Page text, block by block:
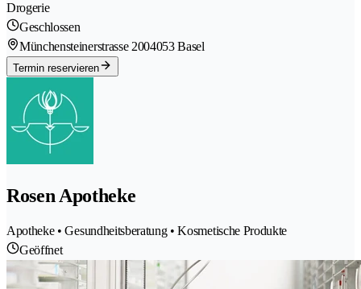
Drogerie
Geschlossen
Münchensteinerstrasse 2004053 Basel
Termin reservieren
Rosen Apotheke
Apotheke • Gesundheitsberatung • Kosmetische Produkte
Geöffnet